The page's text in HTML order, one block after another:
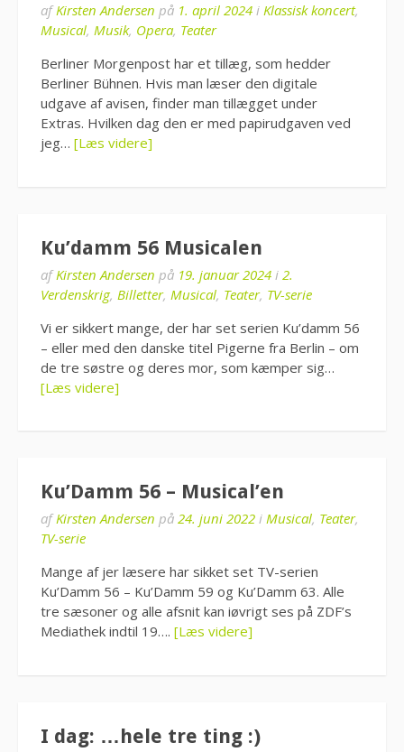
afKirsten Andersen på 1. april 2024 i Klassisk koncert,
Musical, Musik, Opera, Teater
Berliner Morgenpost har et tillæg, som hedder
Berliner Bühnen. Hvis man læser den digitale
udgave af avisen, finder man tillægget under
Extras. Hvilken dag den er med papirudgaven ved
jeg… [Læs videre]
Ku’damm 56 Musicalen
afKirsten Andersen på 19. januar 2024 i 2.
Verdenskrig, Billetter, Musical, Teater, TV-serie
Vi er sikkert mange, der har set serien Ku’damm 56
– eller med den danske titel Pigerne fra Berlin – om
de tre søstre og deres mor, som kæmper sig…
[Læs videre]
Ku’Damm 56 – Musical’en
afKirsten Andersen på 24. juni 2022 i Musical, Teater,
TV-serie
Mange af jer læsere har sikket set TV-serien
Ku’Damm 56 – Ku’Damm 59 og Ku’Damm 63. Alle
tre sæsoner og alle afsnit kan iøvrigt ses på ZDF’s
Mediathek indtil 19…. [Læs videre]
I dag: …hele tre ting :)